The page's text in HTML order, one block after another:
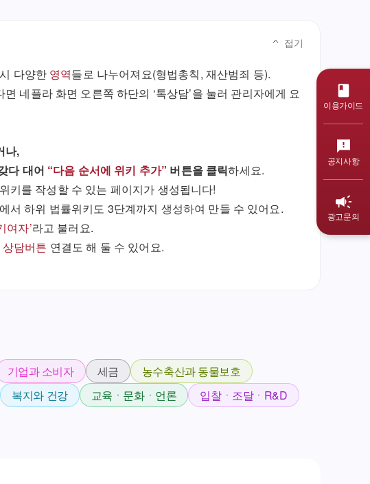
접기
다양한 영역들로 나누어져요(형법총칙, 재산범죄 등).
네플라 화면 오른쪽 하단의 ‘톡상담’을 눌러 관리자에게 요
나,
다 대어 “다음 순서에 위키 추가” 버튼을 클릭하세요.
키를 작성할 수 있는 페이지가 생성됩니다!
서 하위 법률위키도 3단계까지 생성하여 만들 수 있어요.
여자’라고 불러요.
상담버튼 연결도 해 둘 수 있어요.
기업과 소비자 세금
농수축산과 동물보호
복지와 건강 교육ㆍ문화ㆍ언론
입찰ㆍ조달ㆍR&D
이용가이드
공지사항
광고문의